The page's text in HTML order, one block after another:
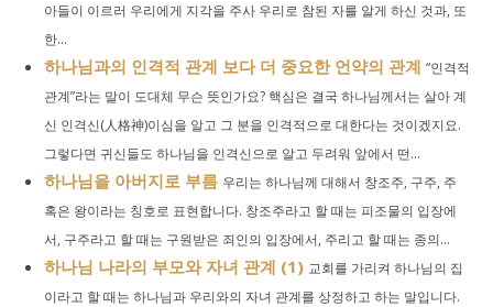
아들이 이르러 우리에게 지각을 주사 우리로 참된 자를 알게 하신 것과, 또
한...
하나님과의 인격적 관계 보다 더 중요한 언약의 관계 “인격적
관계”라는 말이 도대체 무슨 뜻인가요? 핵심은 결국 하나님께서는 살아 계
신 인격신(人格神)이심을 알고 그 분을 인격적으로 대한다는 것이겠지요.
그렇다면 귀신들도 하나님을 인격신으로 알고 두려워 앞에서 떤...
하나님을 아버지로 부름 우리는 하나님께 대해서 창조주, 구주, 주
혹은 왕이라는 칭호로 표현합니다. 창조주라고 할 때는 피조물의 입장에
서, 구주라고 할 때는 구원받은 죄인의 입장에서, 주리고 할 때는 종의...
하나님 나라의 부모와 자녀 관계 (1) 교회를 가리켜 하나님의 집
이라고 할 때는 하나님과 우리와의 자녀 관계를 상정하고 하는 말입니다.